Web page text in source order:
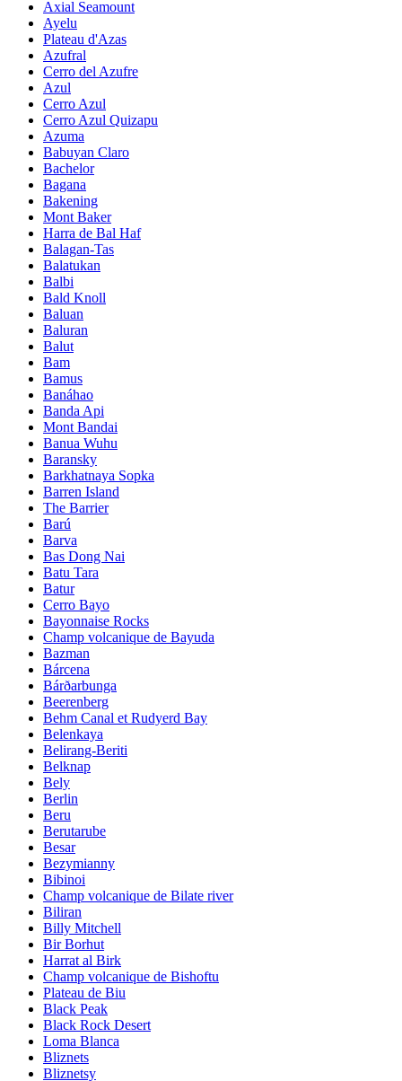
Axial Seamount
Ayelu
Plateau d'Azas
Azufral
Cerro del Azufre
Azul
Cerro Azul
Cerro Azul Quizapu
Azuma
Babuyan Claro
Bachelor
Bagana
Bakening
Mont Baker
Harra de Bal Haf
Balagan-Tas
Balatukan
Balbi
Bald Knoll
Baluan
Baluran
Balut
Bam
Bamus
Banáhao
Banda Api
Mont Bandai
Banua Wuhu
Baransky
Barkhatnaya Sopka
Barren Island
The Barrier
Barú
Barva
Bas Dong Nai
Batu Tara
Batur
Cerro Bayo
Bayonnaise Rocks
Champ volcanique de Bayuda
Bazman
Bárcena
Bárðarbunga
Beerenberg
Behm Canal et Rudyerd Bay
Belenkaya
Belirang-Beriti
Belknap
Bely
Berlin
Beru
Berutarube
Besar
Bezymianny
Bibinoi
Champ volcanique de Bilate river
Biliran
Billy Mitchell
Bir Borhut
Harrat al Birk
Champ volcanique de Bishoftu
Plateau de Biu
Black Peak
Black Rock Desert
Loma Blanca
Bliznets
Bliznetsy